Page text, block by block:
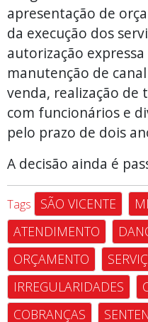
apresentação de
da execução dos
autorização
manutenção de
venda, realização
com funcionários e
pelo prazo de dois
A decisão ainda é
Tags SÃO VICENTE
ATENDIMENTO
ORÇAMENTO
IRREGULARIDADES
COBRANÇAS